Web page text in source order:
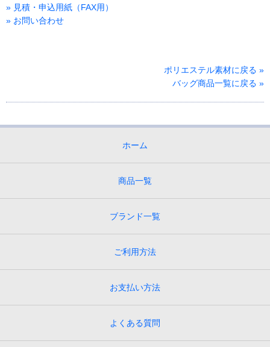
» 見積・申込用紙（FAX用）
» お問い合わせ
ポリエステル素材に戻る »
バッグ商品一覧に戻る »
ホーム
商品一覧
ブランド一覧
ご利用方法
お支払い方法
よくある質問